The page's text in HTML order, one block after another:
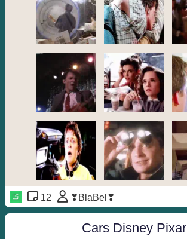
12 ❣BlaBel❣
Cars Disney Pixar